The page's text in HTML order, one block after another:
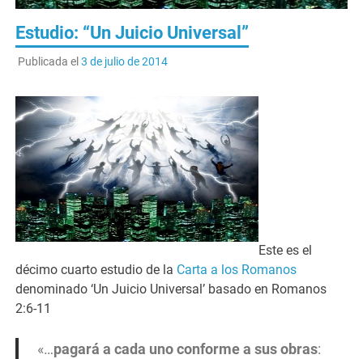
Estudio: “Un Juicio Universal”
Publicada el 3 de julio de 2014
Este es el
décimo cuarto estudio de la Carta a los Romanos
denominado ‘Un Juicio Universal’ basado en Romanos
2:6-11
«…pagará a cada uno conforme a sus obras: